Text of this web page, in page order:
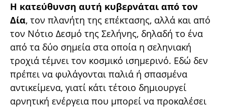
Η κατεύθυνση αυτή κυβερνάται από τον
Δία, τον πλανήτη της επέκτασης, αλλά και από
τον Νότιο Δεσμό της Σελήνης, δηλαδή το ένα
από τα δύο σημεία στα οποία η σεληνιακή
τροχιά τέμνει τον κοσμικό ισημερινό. Εδώ δεν
πρέπει να φυλάγονται παλιά ή σπασμένα
αντικείμενα, γιατί κάτι τέτοιο δημιουργεί
αρνητική ενέργεια που μπορεί να προκαλέσει